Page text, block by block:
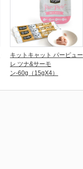
キットキャット パーピュー
レ ツナ&サーモ
ン-60g（15gX4）